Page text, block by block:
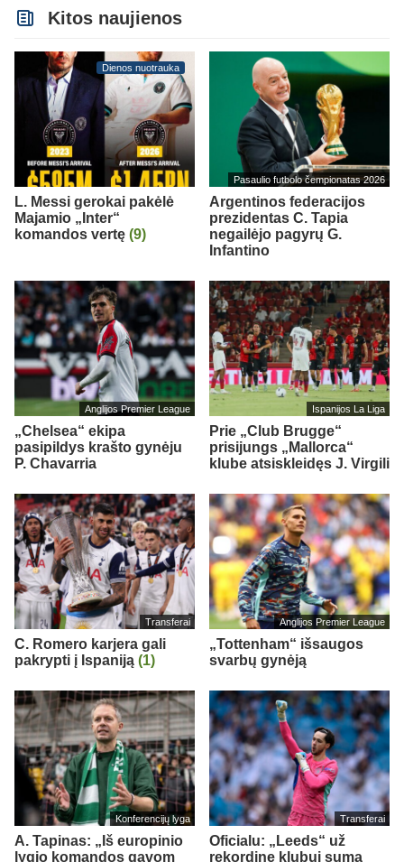
Kitos naujienos
Dienos nuotrauka
L. Messi gerokai pakėlė
Majamio „Inter“
komandos vertę (9)
Pasaulio futbolo čempionatas 2026
Argentinos federacijos
prezidentas C. Tapia
negailėjo pagyrų G.
Infantino
Anglijos Premier League
„Chelsea“ ekipa
pasipildys krašto gynėju
P. Chavarria
Ispanijos La Liga
Prie „Club Brugge“
prisijungs „Mallorca“
klube atsiskleidęs J. Virgili
Transferai
C. Romero karjera gali
pakrypti į Ispaniją (1)
Anglijos Premier League
„Tottenham“ išsaugos
svarbų gynėją
Konferencijų lyga
A. Tapinas: „Iš europinio
lygio komandos gavom
Transferai
Oficialu: „Leeds“ už
rekordinę klubui sumą